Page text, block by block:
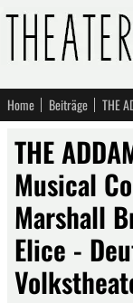
Home Beiträge
THE
Musical
Marshall
Elice -